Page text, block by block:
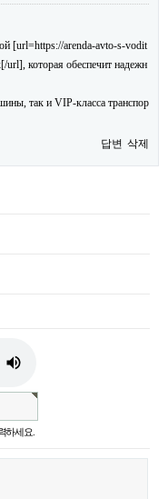
[url=https://arenda-avto-s-vodit
url], которая обеспечит надежн
так и VIP-класса транспор
답변 삭제
하세요.